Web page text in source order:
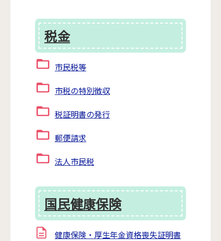
税金
市民税等
市税の特別徴収
税証明書の発行
郵便請求
法人市民税
国民健康保険
健康保険・厚生年金資格喪失証明書